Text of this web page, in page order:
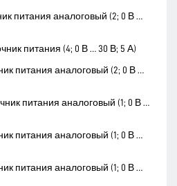
питания аналоговый (2; 0 В …
питания (4; 0 В … 30 В; 5 А)
питания аналоговый (2; 0 В …
питания аналоговый (1; 0 В …
питания аналоговый (1; 0 В …
питания аналоговый (1; 0 В …